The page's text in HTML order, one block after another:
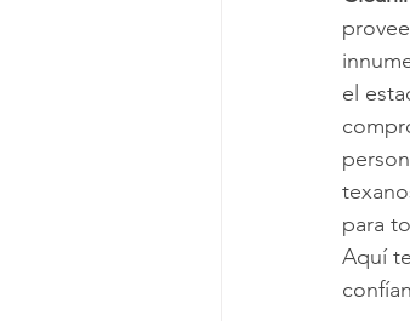
Servicios
el
para
Aquí